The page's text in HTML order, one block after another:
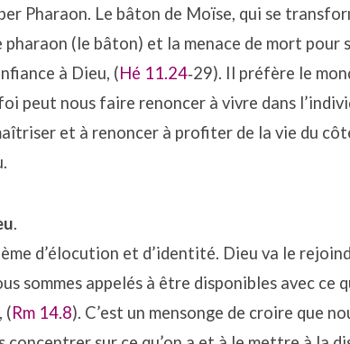
Pharaon. Le bâton de Moïse, qui se
pharaon (le bâton) et la menace de mort pour
à Dieu, (Hé 11.24‐29). Il préfère le
peut nous faire renoncer à vivre dans
et à renoncer à profiter de la vie du
.
d’élocution et d’identité. Dieu va le
sommes appelés à être disponibles avec ce
(Rm 14.8). C’est un mensonge de croire que